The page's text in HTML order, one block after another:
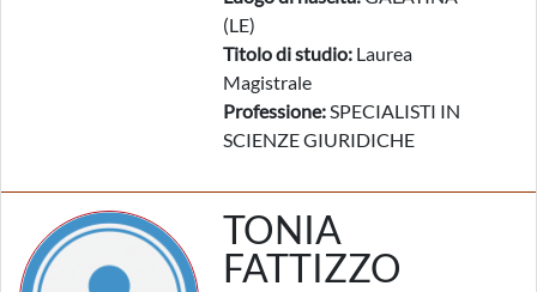
(LE)
Titolo di studio: Laurea
Magistrale
Professione:SPECIALISTI IN
SCIENZE GIURIDICHE
TONIA
FATTIZZO